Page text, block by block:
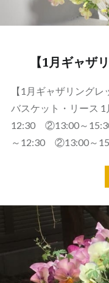
【1月ギャザ
【1月ギャザリング
バスケット・リース
12:30 ②13:00～
～12:30 ②13:00～